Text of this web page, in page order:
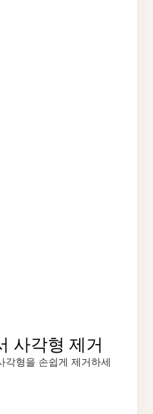
사각형 제거
각형을 손쉽게 제거하세